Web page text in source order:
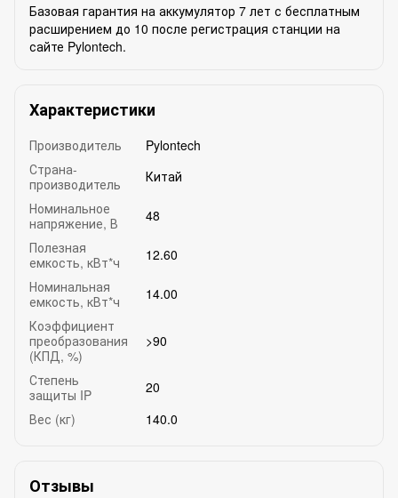
Базовая гарантия на аккумулятор 7 лет с бесплатным
расширением до 10 после регистрация станции на
сайте Pylontech.
Характеристики
Производитель
Pylontech
Страна-
производитель
Китай
Номинальное
напряжение, В
48
Полезная
емкость, кВт*ч
12.60
Номинальная
емкость, кВт*ч
14.00
Коэффициент
преобразования
(КПД, %)
>90
Степень
защиты IP
20
Вес (кг)
140.0
Отзывы